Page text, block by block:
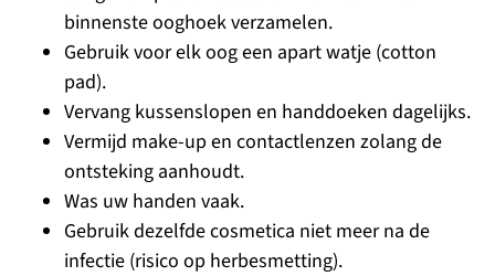
binnenste ooghoek verzamelen.
Gebruik voor elk oog een apart watje (cotton
pad).
Vervang kussenslopen en handdoeken dagelijks.
Vermijd make-up en contactlenzen zolang de
ontsteking aanhoudt.
Was uw handen vaak.
Gebruik dezelfde cosmetica niet meer na de
infectie (risico op herbesmetting).